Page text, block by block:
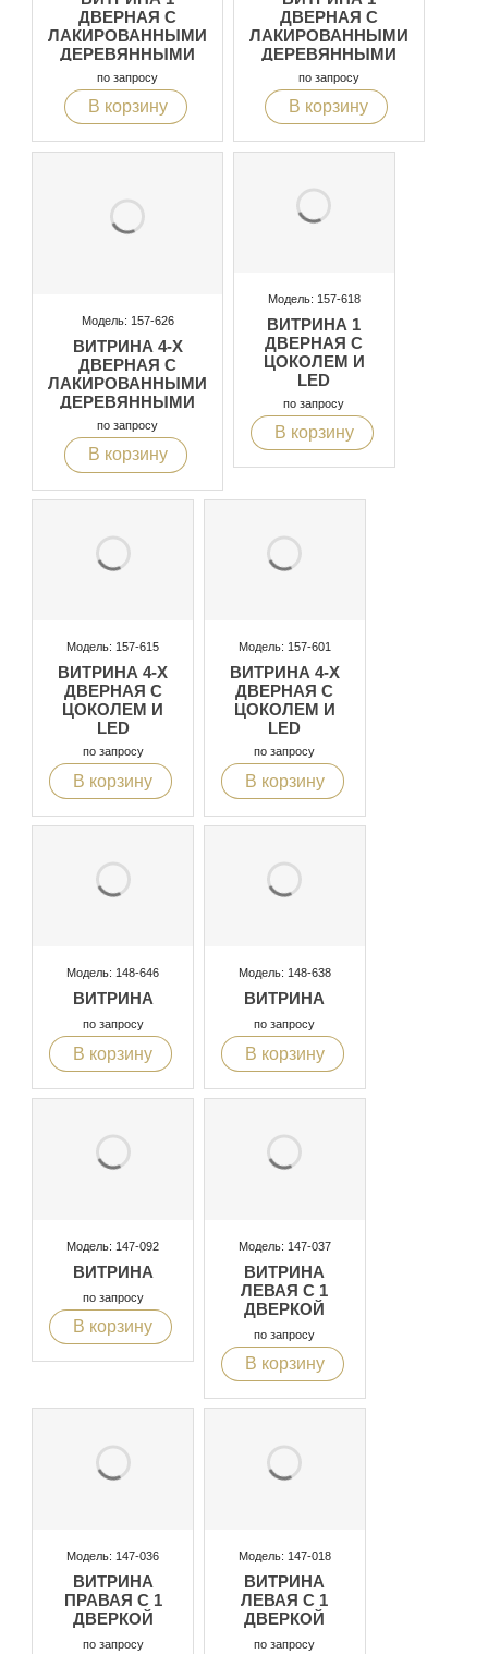
ДВЕРНАЯ С
ЛАКИРОВАННЫМИ
ДЕРЕВЯННЫМИ
НОЖКАМИ И LED
ПОДСВЕТКОЙ
по запросу
В корзину
ДВЕРНАЯ С
ЛАКИРОВАННЫМИ
ДЕРЕВЯННЫМИ
НОЖКАМИ И LED
ПОДСВЕТКОЙ
по запросу
В корзину
Модель: 157-626
ВИТРИНА 4-Х
ДВЕРНАЯ С
ЛАКИРОВАННЫМИ
ДЕРЕВЯННЫМИ
НОЖКАМИ И LED
ПОДСВЕТКОЙ
по запросу
В корзину
Модель: 157-618
ВИТРИНА 1
ДВЕРНАЯ С
ЦОКОЛЕМ И
LED
ПОДСВЕТКОЙ
по запросу
В корзину
Модель: 157-615
ВИТРИНА 4-Х
ДВЕРНАЯ С
ЦОКОЛЕМ И
LED
ПОДСВЕТКОЙ
по запросу
В корзину
Модель: 157-601
ВИТРИНА 4-Х
ДВЕРНАЯ С
ЦОКОЛЕМ И
LED
ПОДСВЕТКОЙ
по запросу
В корзину
Модель: 148-646
ВИТРИНА
по запросу
В корзину
Модель: 148-638
ВИТРИНА
по запросу
В корзину
Модель: 147-092
ВИТРИНА
по запросу
В корзину
Модель: 147-037
ВИТРИНА
ЛЕВАЯ С 1
ДВЕРКОЙ
по запросу
В корзину
Модель: 147-036
ВИТРИНА
ПРАВАЯ С 1
ДВЕРКОЙ
по запросу
Модель: 147-018
ВИТРИНА
ЛЕВАЯ С 1
ДВЕРКОЙ
по запросу